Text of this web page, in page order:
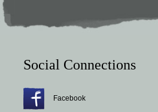
Social Connections
Facebook